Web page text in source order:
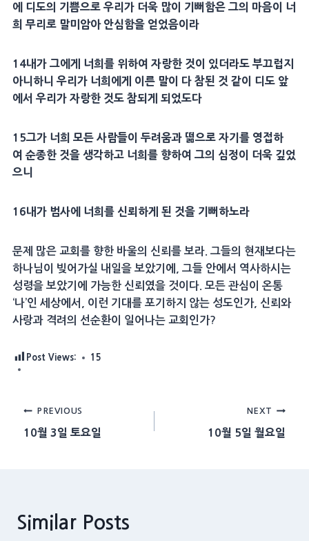
에 디도의 기쁨으로 우리가 더욱 많이 기뻐함은 그의 마음이 너
희 무리로 말미암아 안심함을 얻었음이라
14내가 그에게 너희를 위하여 자랑한 것이 있더라도 부끄럽지
아니하니 우리가 너희에게 이른 말이 다 참된 것 같이 디도앞
에서 우리가 자랑한 것도 참되게 되었도다
15그가 너희 모든 사람들이 두려움과 떪으로 자기를 영접하
여 순종한 것을 생각하고 너희를 향하여 그의 심정이 더욱 깊었
으니
16내가 범사에 너희를 신뢰 하게 된 것을 기뻐하노라
문제 많은 교회를 향한 바울의 신뢰를 보라. 그들의 현재보다는
하나님이 빚어가실 내일을 보았기에, 그들 안에서 역사하시는
성령을 보았기에 가능한 신뢰였을 것이다. 모든 관심이 온통
‘나’인 세상에서, 이런 기대를 포기하지 않는 성도인가, 신뢰와
사랑과 격려의 선순환이 일어나는 교회인가?
Post Views: 15
Post
navigation
PREVIOUS
10월 3일 토요일
NEXT
10월 5일 월요일
Similar Posts